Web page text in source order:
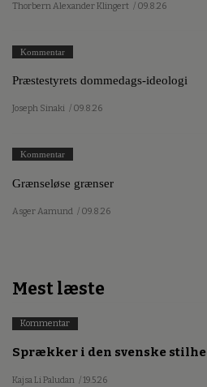
Thorbern Alexander Klingert / 09.8.26
Kommentar
Præstestyrets dommedags-ideologi
Joseph Sinaki / 09.8.26
Kommentar
Grænseløse grænser
Asger Aamund / 09.8.26
Mest læste
Kommentar
Sprækker i den svenske
Kajsa Li Paludan / 19.5.26